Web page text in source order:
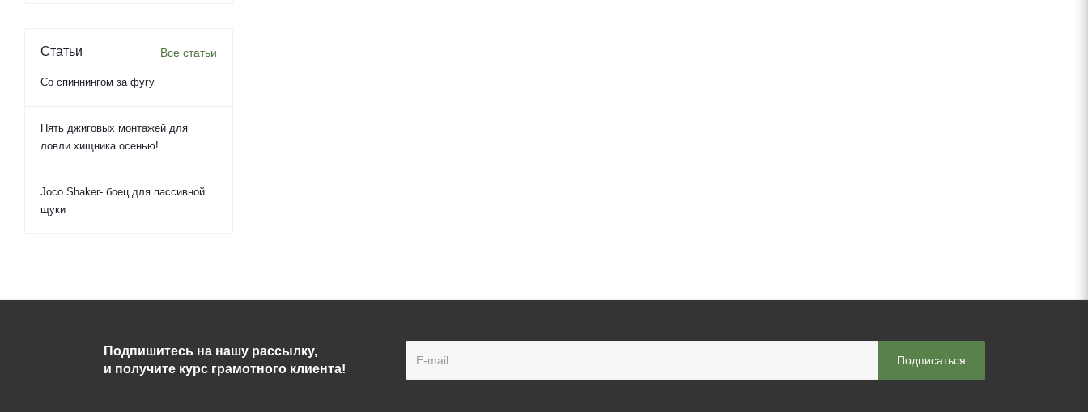
Статьи Все статьи
Со спиннингом за фугу
Пять джиговых монтажей для
ловли хищника осенью!
Joco Shaker- боец для пассивной
щуки
Подпишитесь на нашу рассылку,
и получите курс грамотного клиента!